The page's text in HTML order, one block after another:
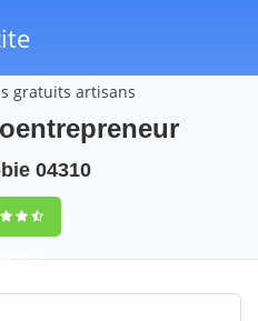
gratuits artisans
04310
75